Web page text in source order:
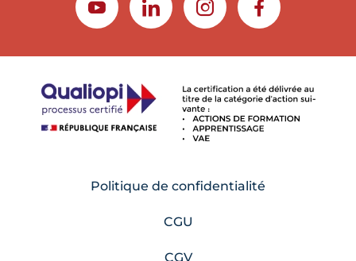
YOUTUBELINKEDININSTAGRAMFACEBOOK
Politique de confidentialité
CGU
CGV